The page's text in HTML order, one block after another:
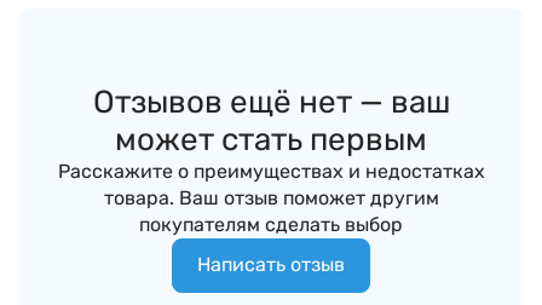
Отзывов ещё нет — ваш
может стать первым
Расскажите о преимуществах и недостатках
товара. Ваш отзыв поможет другим
покупателям сделать выбор
Написать отзыв